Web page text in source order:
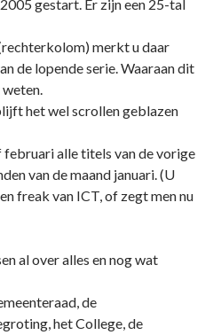
gestart. Er zijn een 25-tal
merkt u daar
de lopende serie. Waaraan dit
het wel scrollen geblazen
februari alle titels van de vorige
van de maand januari. (U
freak van ICT, of zegt men nu
al over alles en nog wat
de
het College, de